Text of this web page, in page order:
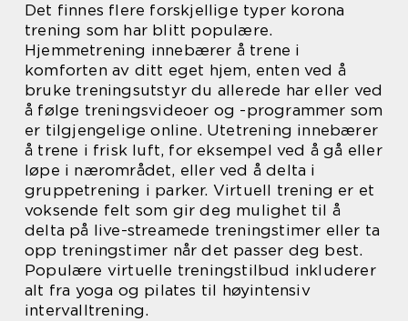
Det finnes flere forskjellige typer korona
trening som har blitt populære.
Hjemmetrening innebærer å trene i
komforten av ditt eget hjem, enten ved å
bruke treningsutstyr du allerede har eller ved
å følge treningsvideoer og -programmer som
er tilgjengelige online. Utetrening innebærer
å trene i frisk luft, for eksempel ved å gå eller
løpe i nærområdet, eller ved å delta i
gruppetrening i parker. Virtuell trening er et
voksende felt som gir deg mulighet til å
delta på live-streamede treningstimer eller ta
opp treningstimer når det passer deg best.
Populære virtuelle treningstilbud inkluderer
alt fra yoga og pilates til høyintensiv
intervalltrening.